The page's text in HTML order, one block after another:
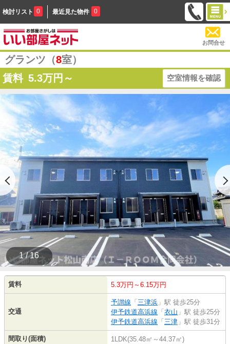
検討リスト 0 最近見た物件 0
お問合せ
グランツ（8室）
賃料 5.3万円～ 空室情報を確認
1 / 16
賃料 5.3万円～6.15万円
交通
予讃線 「 三津浜 」駅 徒歩25分
伊予鉄道高浜線 「 衣山 」駅 徒歩25分
伊予鉄道高浜線 「 三津 」駅 徒歩31分
間取り(面積) 1LDK(35.48㎡～44.37㎡)